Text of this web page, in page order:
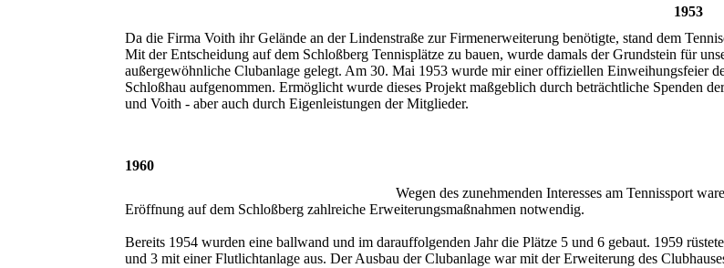
1953
Da die Firma Voith ihr Gelände an der Lindenstraße zur Firmenerweiterung benötigte, stand dem
Mit der Entscheidung auf dem Schloßberg Tennisplätze zu bauen, wurde damals der Grundstein für
außergewöhnliche Clubanlage gelegt. Am 30. Mai 1953 wurde mir einer offiziellen Einweihungsfeier
Schloßhau aufgenommen. Ermöglicht wurde dieses Projekt maßgeblich durch beträchtliche Spenden
und Voith - aber auch durch Eigenleistungen der Mitglieder.
1960
Wegen des zunehmenden Interesses am Tennissport
Eröffnung auf dem Schloßberg zahlreiche Erweiterungsmaßnahmen notwendig.
Bereits 1954 wurden eine ballwand und im darauffolgenden Jahr die Plätze 5 und 6 gebaut. 1959
und 3 mit einer Flutlichtanlage aus. Der Ausbau der Clubanlage war mit der Erweiterung des